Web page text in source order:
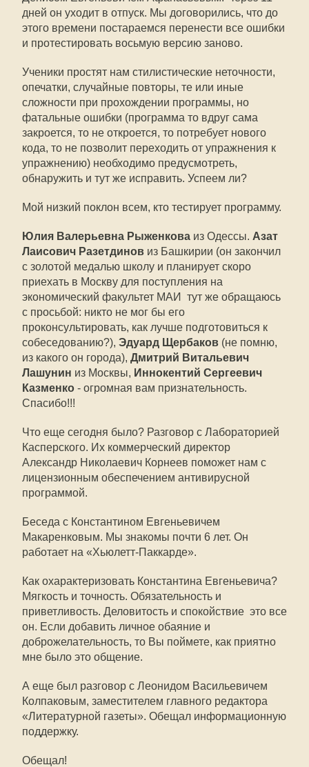
дней он уходит в отпуск. Мы договорились, что до
этого времени постараемся перенести все ошибки
и протестировать восьмую версию заново.
Ученики простят нам стилистические неточности,
опечатки, случайные повторы, те или иные
сложности при прохождении программы, но
фатальные ошибки (программа то вдруг сама
закроется, то не откроется, то потребует нового
кода, то не позволит переходить от упражнения к
упражнению) необходимо предусмотреть,
обнаружить и тут же исправить. Успеем ли?
Мой низкий поклон всем, кто тестирует программу.
Юлия Валерьевна Рыженкова из Одессы. Азат
Лаисович Разетдинов из Башкирии (он закончил
с золотой медалью школу и планирует скоро
приехать в Москву для поступления на
экономический факультет МАИ  тут же обращаюсь
с просьбой: никто не мог бы его
проконсультировать, как лучше подготовиться к
собеседованию?), Эдуард Щербаков (не помню,
из какого он города), Дмитрий Витальевич
Лашунин из Москвы, Иннокентий Сергеевич
Казменко - огромная вам признательность.
Спасибо!!!
Что еще сегодня было? Разговор с Лабораторией
Касперского. Их коммерческий директор
Александр Николаевич Корнеев поможет нам с
лицензионным обеспечением антивирусной
программой.
Беседа с Константином Евгеньевичем
Макаренковым. Мы знакомы почти 6 лет. Он
работает на «Хьюлетт-Паккарде».
Как охарактеризовать Константина Евгеньевича?
Мягкость и точность. Обязательность и
приветливость. Деловитость и спокойствие  это все
он. Если добавить личное обаяние и
доброжелательность, то Вы поймете, как приятно
мне было это общение.
А еще был разговор с Леонидом Васильевичем
Колпаковым, заместителем главного редактора
«Литературной газеты». Обещал информационную
поддержку.
Обещал!